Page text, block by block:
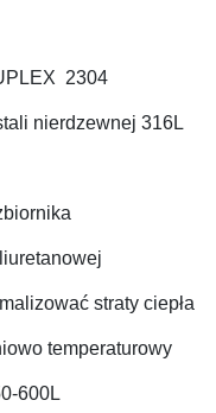
2304
nierdzewnej 316L
straty ciepła
temperaturowy
600L